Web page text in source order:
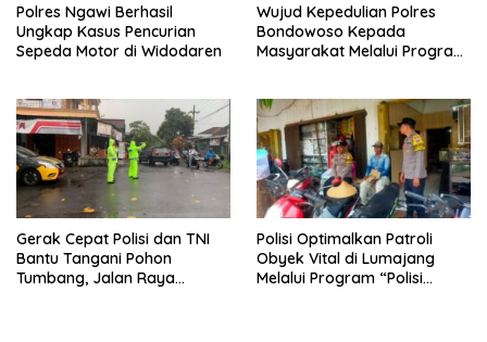
Polres Ngawi Berhasil
Ungkap Kasus Pencurian
Sepeda Motor di Widodaren
Wujud Kepedulian Polres
Bondowoso Kepada
Masyarakat Melalui Program
Gerak Cepat Polisi dan TNI
Bantu Tangani Pohon
Tumbang, Jalan Raya
Polisi Optimalkan Patroli
Obyek Vital di Lumajang
Melalui Program “Polisi